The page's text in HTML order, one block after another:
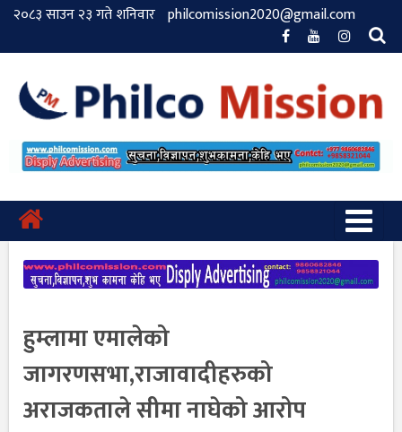
२०८३ साउन २३ गते शनिवार philcomission2020@gmail.com
हुम्लामा एमालेको
जागरणसभा,राजावादीहरुको
अराजकताले सीमा नाघेको आरोप